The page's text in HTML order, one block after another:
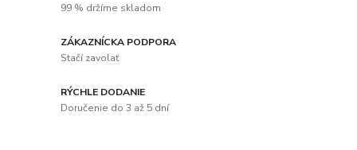
99 % držíme skladom
ZÁKAZNÍCKA PODPORA
Stačí zavolať
RÝCHLE DODANIE
Doručenie do 3 až 5 dní